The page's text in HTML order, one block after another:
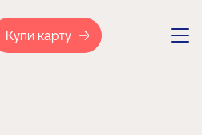
Купи карту